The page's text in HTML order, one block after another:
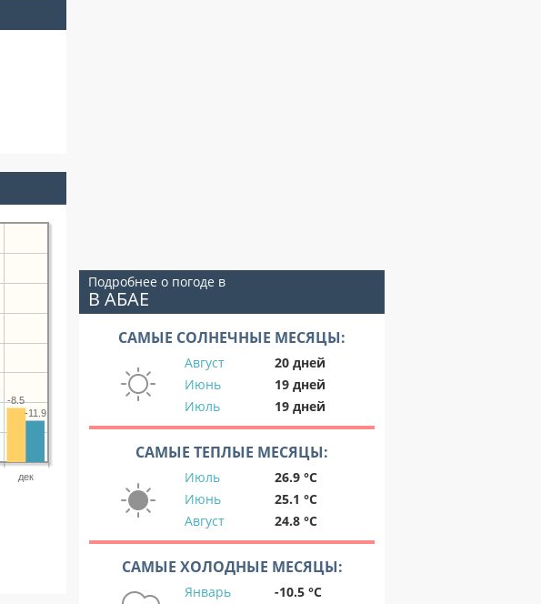
дек
-8.5
-11.9
Подробнее о погоде в
В АБАЕ
САМЫЕ СОЛНЕЧНЫЕ МЕСЯЦЫ:
Август
20 дней
Июнь
19 дней
Июль
19 дней
САМЫЕ ТЕПЛЫЕ МЕСЯЦЫ:
Июль
26.9 °C
Июнь
25.1 °C
Август
24.8 °C
САМЫЕ ХОЛОДНЫЕ МЕСЯЦЫ:
Январь
-10.5 °C